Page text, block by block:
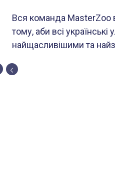
Вся команда MasterZoo
тому, аби всі українські
найщасливішими та